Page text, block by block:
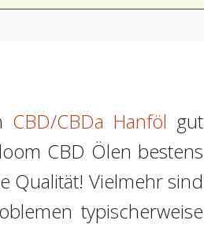
CBD/CBDa Hanföl gut
CBD Ölen bestens
Qualität! Vielmehr sind
typischerweise